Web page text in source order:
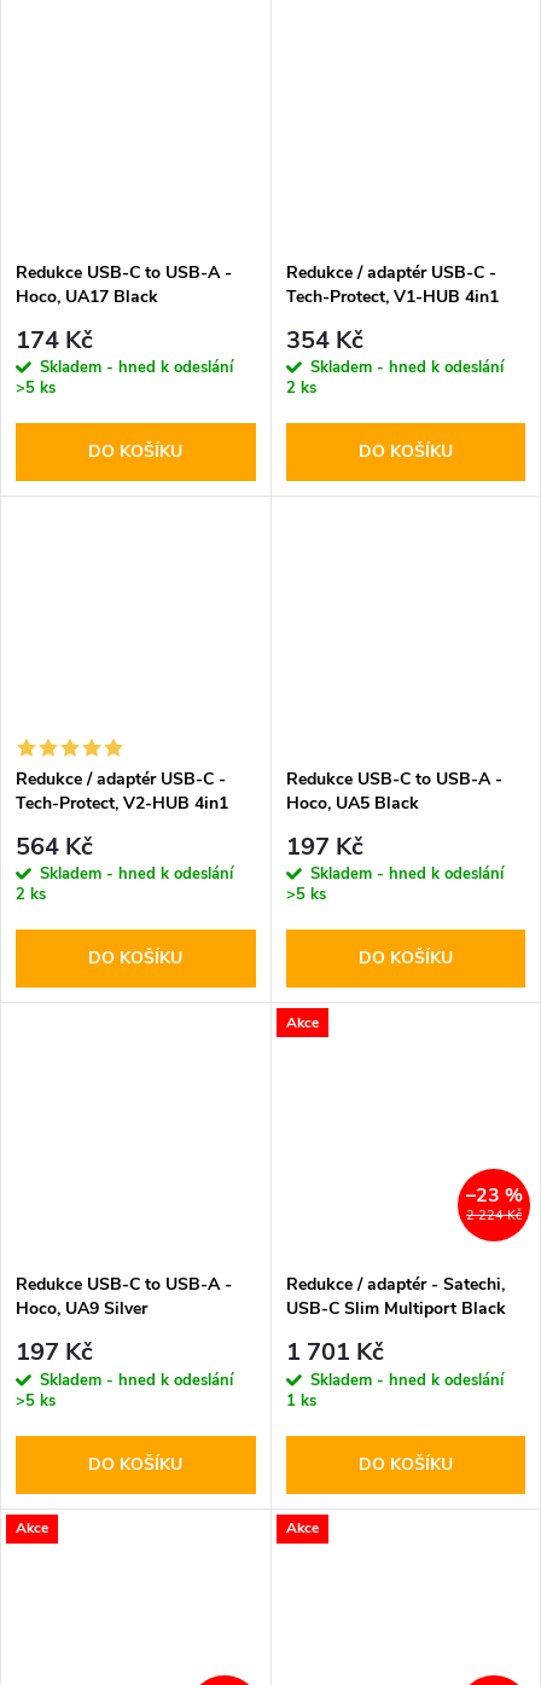
Redukce USB-C to USB-A -
Hoco, UA17 Black
174 Kč
Skladem - hned k odeslání
>5 ks
DO KOŠÍKU
Redukce / adaptér USB-C -
Tech-Protect, V1-HUB 4in1
354 Kč
Skladem - hned k odeslání
2 ks
DO KOŠÍKU
Redukce / adaptér USB-C -
Tech-Protect, V2-HUB 4in1
564 Kč
Skladem - hned k odeslání
2 ks
DO KOŠÍKU
Redukce USB-C to USB-A -
Hoco, UA5 Black
197 Kč
Skladem - hned k odeslání
>5 ks
DO KOŠÍKU
Redukce USB-C to USB-A -
Hoco, UA9 Silver
197 Kč
Skladem - hned k odeslání
>5 ks
DO KOŠÍKU
Akce
2 224 Kč
–23 %
Redukce / adaptér - Satechi,
USB-C Slim Multiport Black
1 701 Kč
Skladem - hned k odeslání
1 ks
DO KOŠÍKU
Akce Akce